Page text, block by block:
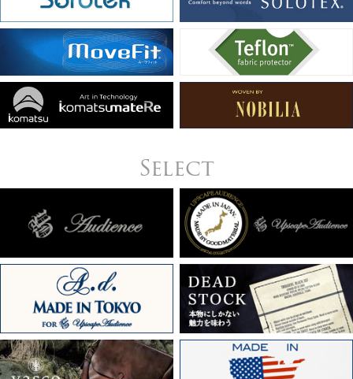
Select